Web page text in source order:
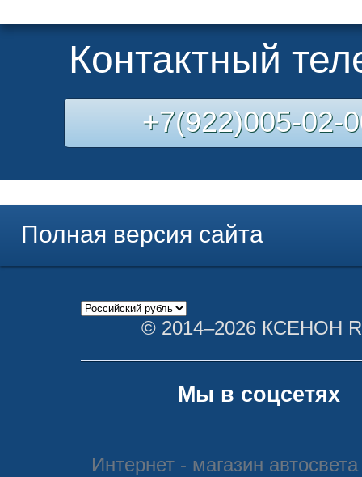
Контактный
+7(922)005-02-
Полная версия сайта
© 2014–2026 КСЕНОН
Мы в соцсетях
Интернет - магазин